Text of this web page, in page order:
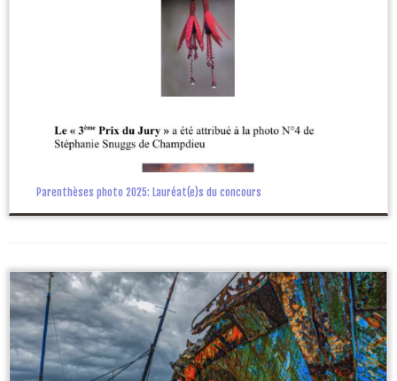
Parenthèses photo 2025: Lauréat(e)s du concours